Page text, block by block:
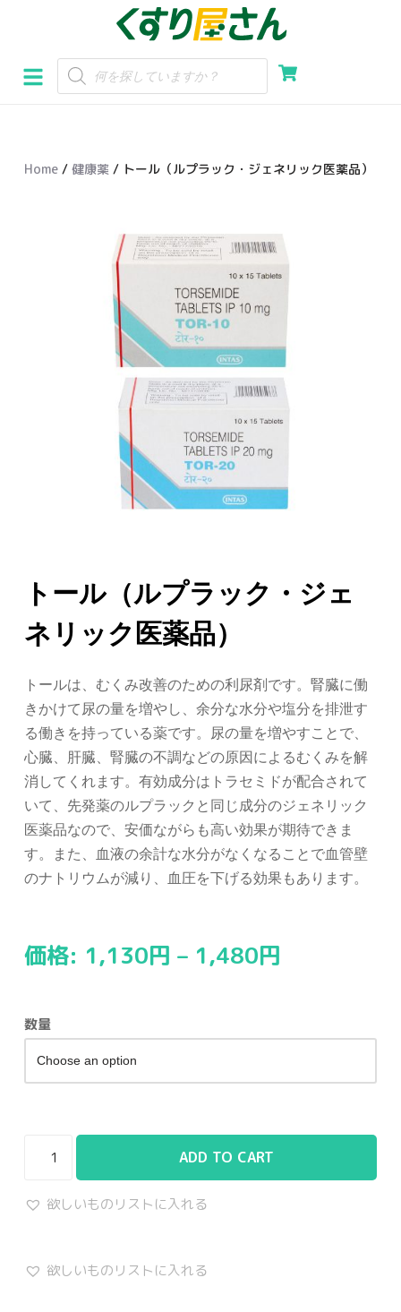
ン
テ
スHome / 健康薬 / トール（ルプラック・ジェネリック医薬品）
トール（ルプラック・ジェ
ネリック医薬品）
トールは、むくみ改善のための利尿剤です。腎臓に働
きかけて尿の量を増やし、余分な水分や塩分を排泄す
る働きを持っている薬です。尿の量を増やすことで、
心臓、肝臓、腎臓の不調などの原因によるむくみを解
消してくれます。有効成分はトラセミドが配合されて
いて、先発薬のルプラックと同じ成分のジェネリック
医薬品なので、安価ながらも高い効果が期待できま
す。また、血液の余計な水分がなくなることで血管壁
のナトリウムが減り、血圧を下げる効果もあります。
価格: 1,130円 – 1,480円
数量
ADD TO CART
欲しいものリストに入れる
欲しいものリストに入れる